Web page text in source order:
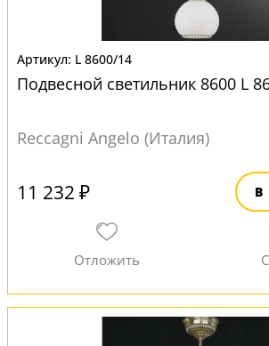
L 8600/14
Подвесной светильник 8600 L
Reccagni Angelo (Италия)
11 232 ₽ В